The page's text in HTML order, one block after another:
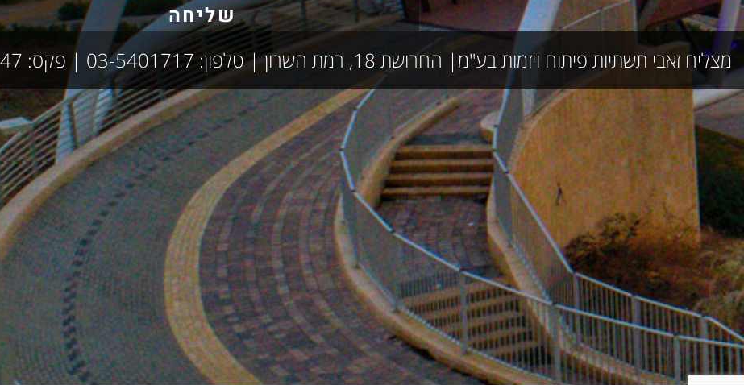
שליחה
מצליח זאבי תשתיות פיתוח ויזמות בע"מ| החרושת 18, רמת השרון | טלפון: 03-5401717 | פקס: 03-5498147 | דוא״ל:office@mazliahe.co.il